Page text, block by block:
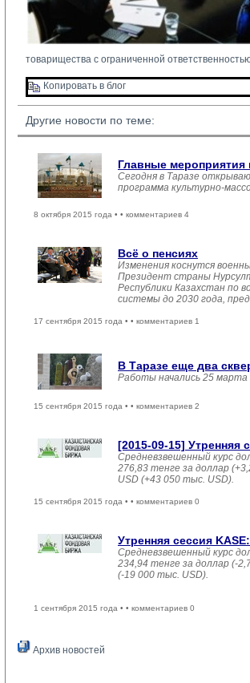
товарищества с ограниченной
Копировать в блог
Другие новости по теме:
Главные мероприятия
Сегодня в Таразе
программа культурно-
8 октября 2015 года • • комментариев 4
Всё о пенсиях
Изменения коснутся
Президент страны
Республики Казахстан по
системы до 2030 года,
17 сентября 2015 года • • комментариев 1
В Таразе еще два
Работы начались 25 марта
15 сентября 2015 года • • комментариев 2
[2015-09-15] Утренняя
Средневзвешенный курс
276,83 тенге за доллар
USD (+43 050 тыс. USD).
15 сентября 2015 года • • комментариев 0
Утренняя сессия
Средневзвешенный курс
234,94 тенге за доллар (-
(-19 000 тыс. USD).
1 сентября 2015 года • • комментариев 0
Архив новостей